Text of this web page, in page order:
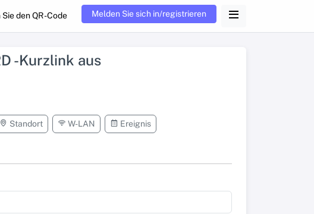
den QR -Code Melden Sie sich in/registrieren
-Kurzlink aus
Standort W-LAN Ereignis